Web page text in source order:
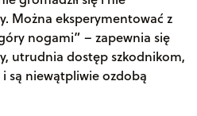
Można eksperymentować z
nogami” – zapewnia się
utrudnia dostęp szkodnikom,
są niewątpliwie ozdobą